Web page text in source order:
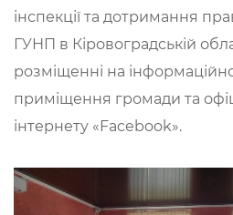
інспекції та дотримання
ГУНП в Кіровоградській
розміщенні на
приміщення громади та
інтернету «Facebook».